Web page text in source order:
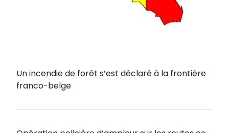
Un incendie de forêt s’est déclaré à la frontière
franco-belge